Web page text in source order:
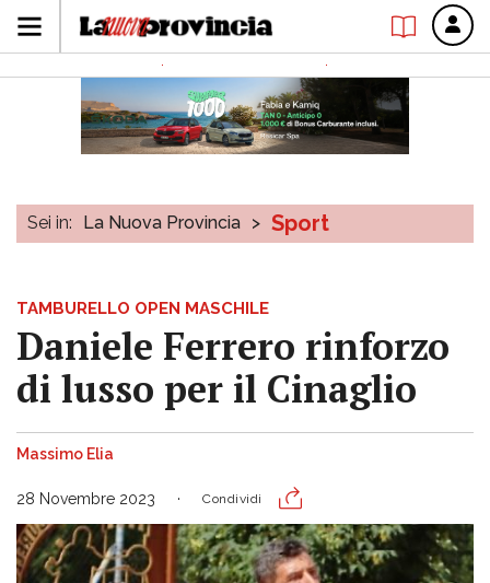
Sei in: La Nuova Provincia > Sport
TAMBURELLO OPEN MASCHILE
Daniele Ferrero rinforzo
di lusso per il Cinaglio
Massimo Elia
28 Novembre 2023 Condividi